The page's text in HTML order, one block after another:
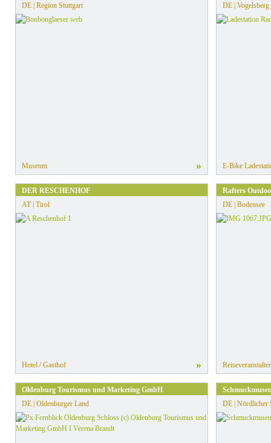
DE | Region Stuttgart
Museum »
DE | Vogelsberg
E-Bike
DER RESCHENHOF
AT | Tirol
Hotel / Gasthof »
Rafters
DE | Bodensee
Reiseveranstalter
Oldenburg Tourismus und Marketing GmbH
DE | Oldenburger Land
DE | Nördlicher